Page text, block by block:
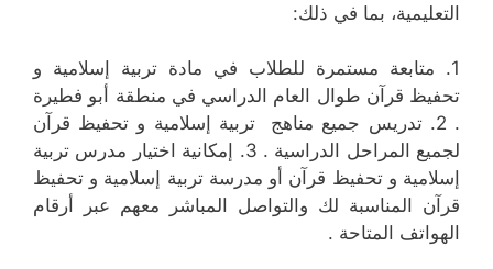
التعليمية، بما في ذلك:
1. متابعة مستمرة للطلاب في مادة تربية إسلامية و
تحفيظ قرآن طوال العام الدراسي في منطقة أبو فطيرة
. 2. تدريس جميع مناهج تربية إسلامية و تحفيظ قرآن
لجميع المراحل الدراسية . 3. إمكانية اختيار مدرس تربية
إسلامية و تحفيظ قرآن أو مدرسة تربية إسلامية و تحفيظ
قرآن المناسبة لك والتواصل المباشر معهم عبر أرقام
الهواتف المتاحة .